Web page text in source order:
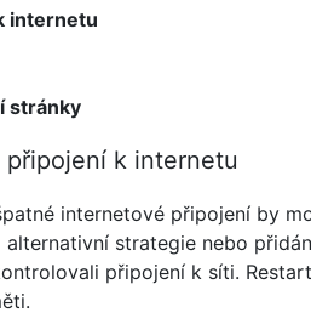
internetu
stránky
připojení k internetu
internetové připojení by
strategie nebo
připojení k síti.